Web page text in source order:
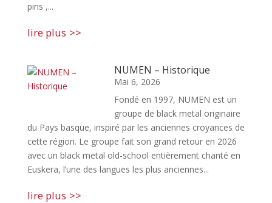
pins ,...
lire plus
NUMEN – Historique
Mai 6, 2026
Fondé en 1997, NUMEN est un
groupe de black metal originaire
du Pays basque, inspiré par les anciennes croyances de
cette région. Le groupe fait son grand retour en 2026
avec un black metal old-school entièrement chanté en
Euskera, l’une des langues les plus anciennes...
lire plus